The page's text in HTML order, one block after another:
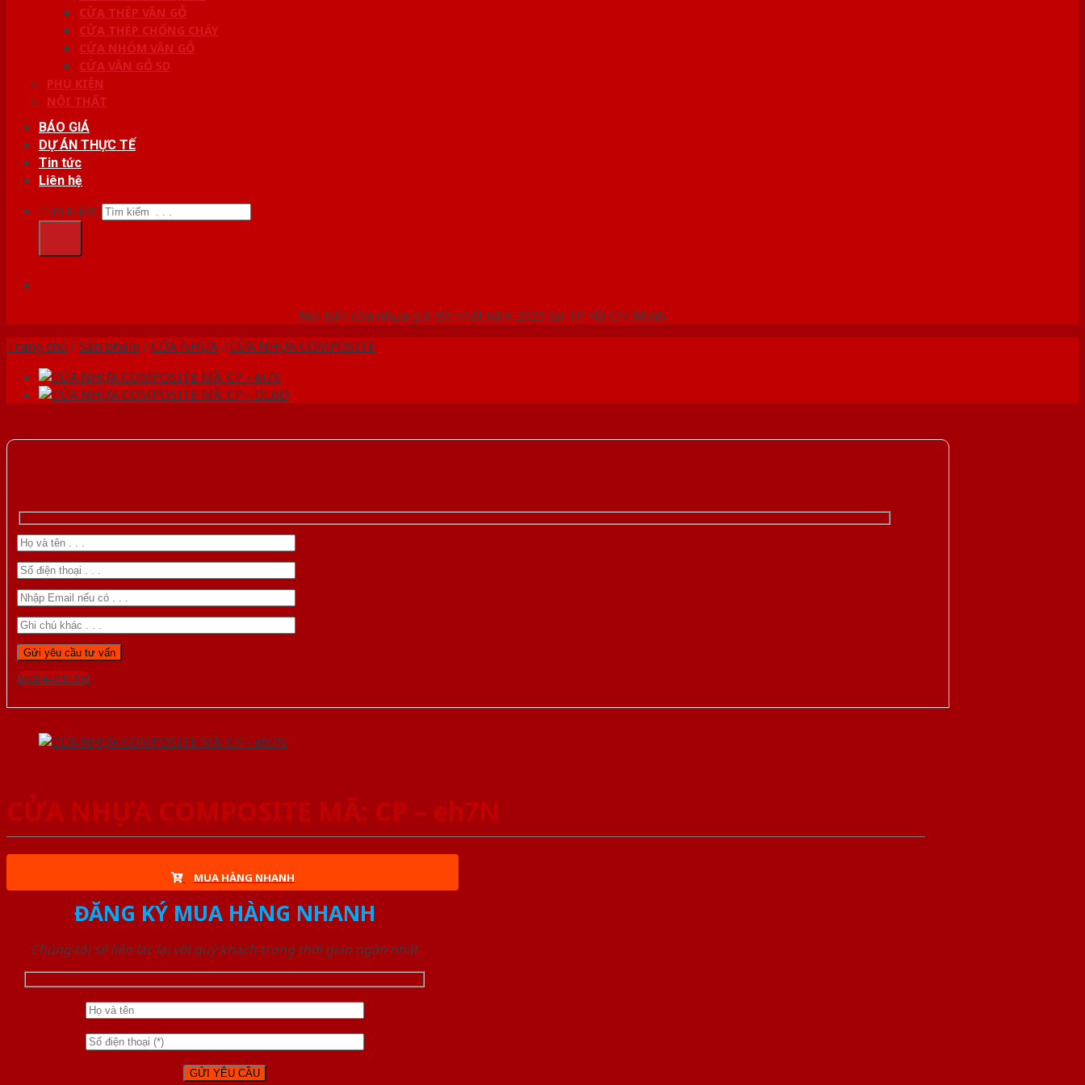
CỬA THÉP VÂN GỖ
CỬA THÉP CHỐNG CHÁY
CỬA NHÔM VÂN GỖ
CỬA VÂN GỖ 5D
PHỤ KIỆN
NỘI THẤT
BÁO GIÁ
DỰ ÁN THỰC TẾ
Tin tức
Liên hệ
Tìm kiếm:
Nơi bán cửa nhựa giá tốt nhất năm 2023 tại TP. Hồ Chí Minh
Trang chủ /Sản phẩm /CỬA NHỰA/CỬA NHỰA COMPOSITE
Gọi 0844.810.810
CỬA NHỰA COMPOSITE MÃ: CP – eh7N
MUA HÀNG NHANH
ĐĂNG KÝ MUA HÀNG NHANH
Chúng tôi sẽ liên lạc lại với quý khách trong thời gian ngắn nhất